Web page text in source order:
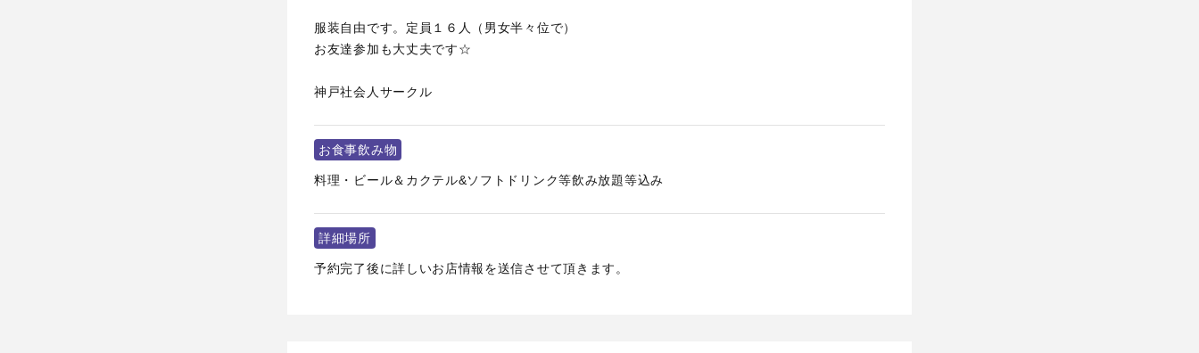
服装自由です。定員１６人（男女半々位で）
お友達参加も大丈夫です☆
神戸社会人サークル
お食事飲み物
料理・ビール＆カクテル&ソフトドリンク等飲み放題等込み
詳細場所
予約完了後に詳しいお店情報を送信させて頂きます。